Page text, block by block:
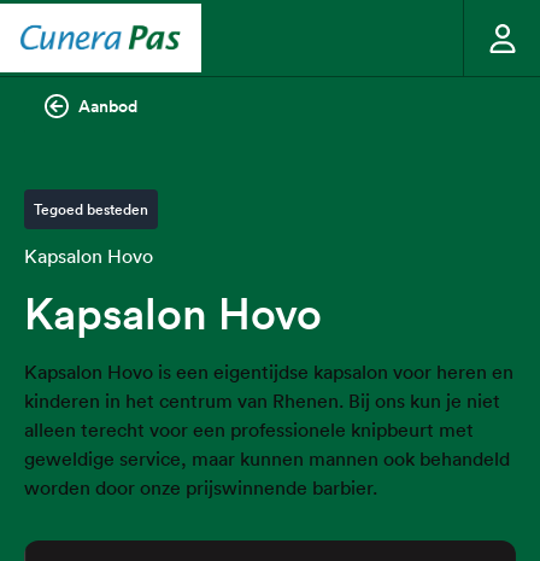
Aanbod
Tegoed besteden
Kapsalon Hovo
Kapsalon Hovo
Kapsalon Hovo is een eigentijdse kapsalon voor heren en
kinderen in het centrum van Rhenen. Bij ons kun je niet
alleen terecht voor een professionele knipbeurt met
geweldige service, maar kunnen mannen ook behandeld
worden door onze prijswinnende barbier.